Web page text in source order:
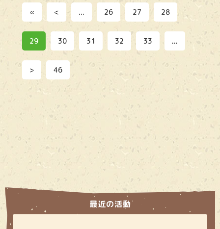
« < ... 26 27 28
29 30 31 32 33 ...
> 46
最近の活動